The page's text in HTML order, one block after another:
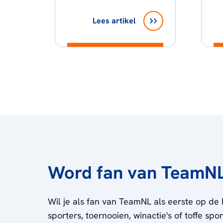
Lees artikel
Word fan van
Wil je als fan van TeamNL als eerste op de
sporters, toernooien, winactie's of toffe